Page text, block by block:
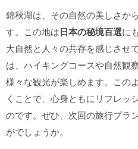
錦秋湖は、その自然の美しさか
す。この地は日本の秘境百選に
大自然と人々の共存を感じさせ
は、ハイキングコースや自然観
様々な観光が楽しめます。この
くことで、心身ともにリフレッ
のです。ぜひ、次回の旅行プラ
がでしょうか。